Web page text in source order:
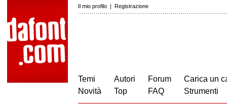
Il mio profilo | Registrazione
Temi
Novità
Autori
Top
Forum
FAQ
Carica un
Strumenti